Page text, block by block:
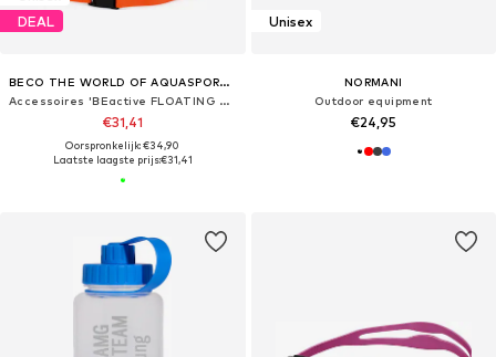
DEAL
BECO THE WORLD OF AQUASPORTS
Accessoires 'BEactive FLOATING BUOY'
€31,41
Oorspronkelijk: €34,90
Laatste laagste prijs:€31,41
Unisex
NORMANI
Outdoor equipment
€24,95